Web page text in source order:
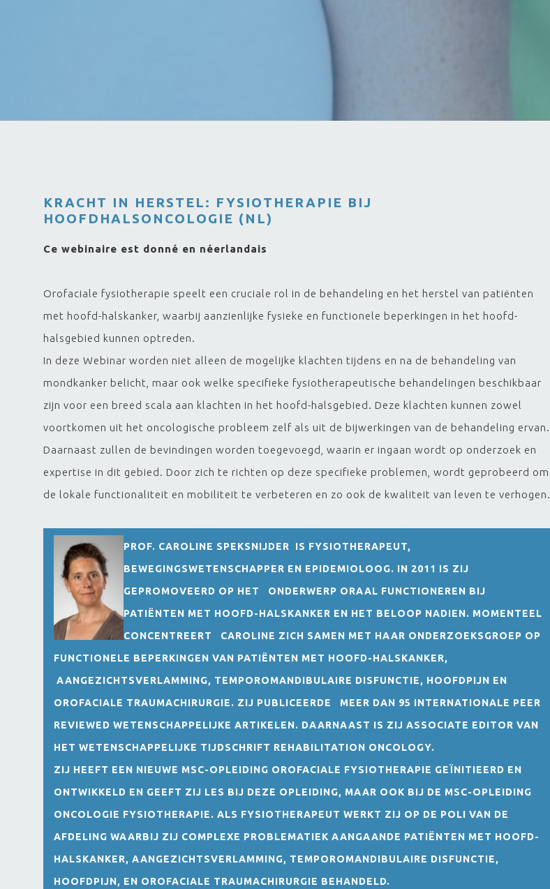
KRACHT IN HERSTEL: FYSIOTHERAPIE BIJ
HOOFDHALSONCOLOGIE (NL)
Ce webinaire est donné en néerlandais
Orofaciale fysiotherapie speelt een cruciale rol in de behandeling en het herstel van patiënten
met hoofd-halskanker, waarbij aanzienlijke fysieke en functionele beperkingen in het hoofd-
halsgebied kunnen optreden.
In deze Webinar worden niet alleen de mogelijke klachten tijdens en na de behandeling van
mondkanker belicht, maar ook welke specifieke fysiotherapeutische behandelingen beschikbaar
zijn voor een breed scala aan klachten in het hoofd-halsgebied. Deze klachten kunnen zowel
voortkomen uit het oncologische probleem zelf als uit de bijwerkingen van de behandeling ervan.
Daarnaast zullen de bevindingen worden toegevoegd, waarin er ingaan wordt op onderzoek en
expertise in dit gebied. Door zich te richten op deze specifieke problemen, wordt geprobeerd om
de lokale functionaliteit en mobiliteit te verbeteren en zo ook de kwaliteit van leven te verhogen.
PROF. CAROLINE SPEKSNIJDER
IS FYSIOTHERAPEUT,
BEWEGINGSWETENSCHAPPER EN EPIDEMIOLOOG. IN 2011 IS ZIJ
GEPROMOVEERD OP HET ONDERWERP ORAAL FUNCTIONEREN BIJ
PATIËNTEN MET HOOFD-HALSKANKER EN HET BELOOP NADIEN. MOMENTEEL
CONCENTREERT CAROLINE ZICH SAMEN MET HAAR ONDERZOEKSGROEP OP
FUNCTIONELE BEPERKINGEN VAN PATIËNTEN MET HOOFD-HALSKANKER,
AANGEZICHTSVERLAMMING, TEMPOROMANDIBULAIRE DISFUNCTIE, HOOFDPIJN EN
OROFACIALE TRAUMACHIRURGIE. ZIJ PUBLICEERDE MEER DAN 95 INTERNATIONALE PEER
REVIEWED WETENSCHAPPELIJKE ARTIKELEN. DAARNAAST IS ZIJ ASSOCIATE EDITOR VAN
HET WETENSCHAPPELIJKE TIJDSCHRIFT REHABILITATION ONCOLOGY.
ZIJ HEEFT EEN NIEUWE MSC-OPLEIDING OROFACIALE FYSIOTHERAPIE GEÏNITIEERD EN
ONTWIKKELD EN GEEFT ZIJ LES BIJ DEZE OPLEIDING, MAAR OOK BIJ DE MSC-OPLEIDING
ONCOLOGIE FYSIOTHERAPIE. ALS FYSIOTHERAPEUT WERKT ZIJ OP DE POLI VAN DE
AFDELING WAARBIJ ZIJ COMPLEXE PROBLEMATIEK AANGAANDE PATIËNTEN MET HOOFD-
HALSKANKER, AANGEZICHTSVERLAMMING, TEMPOROMANDIBULAIRE DISFUNCTIE,
HOOFDPIJN, EN OROFACIALE TRAUMACHIRURGIE BEHANDELD.